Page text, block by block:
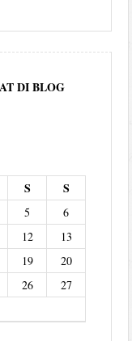
DI BLOG
S S
5
6
12
13
19
20
26
27